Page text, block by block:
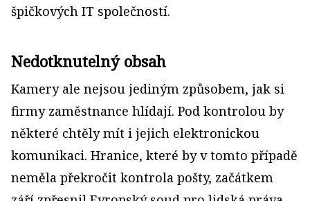
špičkových IT společností.
Nedotknutelný obsah
Kamery ale nejsou jediným způsobem, jak si
firmy zaměstnance hlídají. Pod kontrolou by
některé chtěly mít i jejich elektronickou
komunikaci. Hranice, které by v tomto případě
neměla překročit kontrola pošty, začátkem